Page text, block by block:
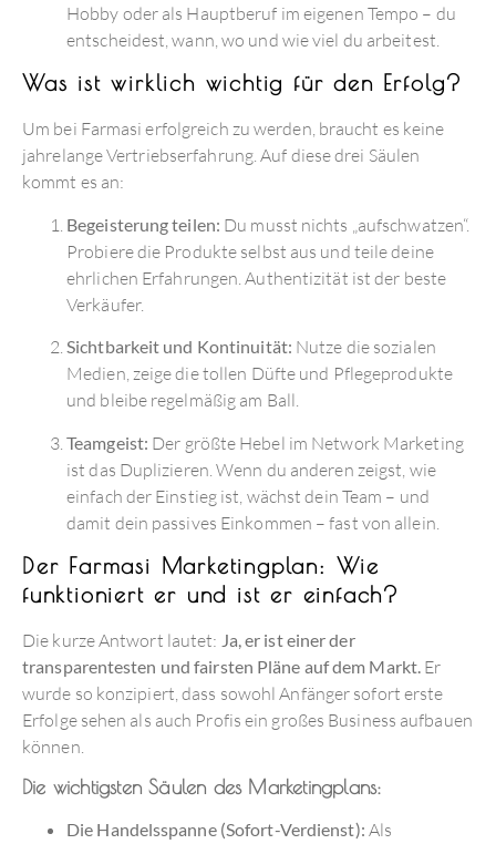
Hobby oder als Hauptberuf im eigenen Tempo – du
entscheidest, wann, wo und wie viel du arbeitest.
Was ist wirklich wichtig für den Erfolg?
Um bei Farmasi erfolgreich zu werden, braucht es keine
jahrelange Vertriebserfahrung. Auf diese drei Säulen
kommt es an:
Begeisterung teilen: Du musst nichts „aufschwatzen“.
Probiere die Produkte selbst aus und teile deine
ehrlichen Erfahrungen. Authentizität ist der beste
Verkäufer.
Sichtbarkeit und Kontinuität: Nutze die sozialen
Medien, zeige die tollen Düfte und Pflegeprodukte
und bleibe regelmäßig am Ball.
Teamgeist: Der größte Hebel im Network Marketing
ist das Duplizieren. Wenn du anderen zeigst, wie
einfach der Einstieg ist, wächst dein Team – und
damit dein passives Einkommen – fast von allein.
Der Farmasi Marketingplan: Wie
funktioniert er und ist er einfach?
Die kurze Antwort lautet: Ja, er ist einer der
transparentesten und fairsten Pläne auf dem Markt. Er
wurde so konzipiert, dass sowohl Anfänger sofort erste
Erfolge sehen als auch Profis ein großes Business aufbauen
können.
Die wichtigsten Säulen des Marketingplans:
Die Handelsspanne (Sofort-Verdienst): Als